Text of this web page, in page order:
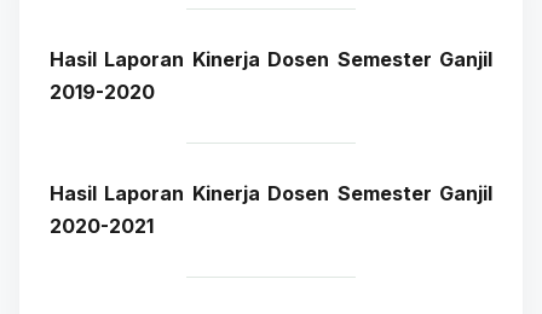
Hasil Laporan Kinerja Dosen Semester Ganjil
2019-2020
Hasil Laporan Kinerja Dosen Semester Ganjil
2020-2021